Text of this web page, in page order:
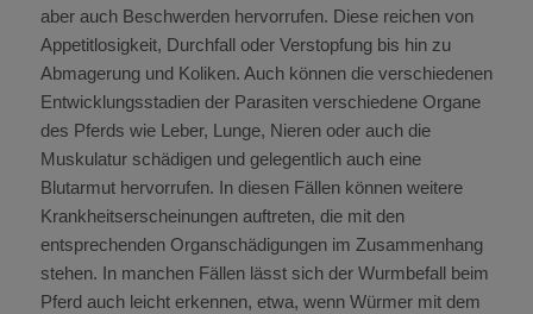
aber auch Beschwerden hervorrufen. Diese reichen von
Appetitlosigkeit, Durchfall oder Verstopfung bis hin zu
Abmagerung und Koliken. Auch können die verschiedenen
Entwicklungsstadien der Parasiten verschiedene Organe
des Pferds wie Leber, Lunge, Nieren oder auch die
Muskulatur schädigen und gelegentlich auch eine
Blutarmut hervorrufen. In diesen Fällen können weitere
Krankheitserscheinungen auftreten, die mit den
entsprechenden Organschädigungen im Zusammenhang
stehen. In manchen Fällen lässt sich der Wurmbefall beim
Pferd auch leicht erkennen, etwa, wenn Würmer mit dem